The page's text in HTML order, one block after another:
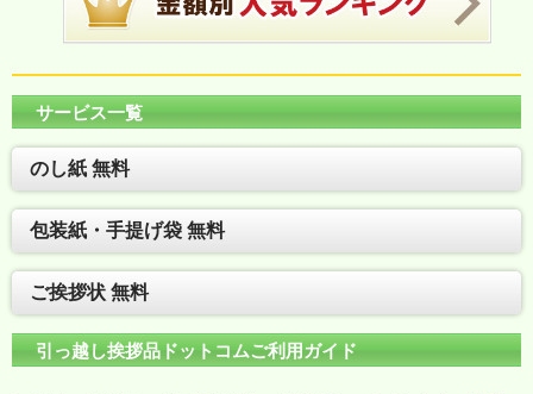
サービス一覧
のし紙 無料
包装紙・手提げ袋 無料
ご挨拶状 無料
引っ越し挨拶品ドットコムご利用ガイド